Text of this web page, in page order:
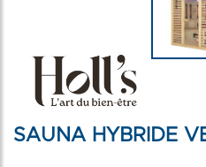
SAUNA HYBRIDE